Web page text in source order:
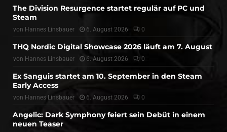
The Division Resurgence startet regulär auf PC und
Steam
von Hannes Linsbauer 6. August 2026 0
THQ Nordic Digital Showcase 2026 läuft am 7. August
von Hannes Linsbauer 6. August 2026 0
Ex Sanguis startet am 10. September in den Steam
Early Access
von Hannes Linsbauer 6. August 2026 0
Angelic: Dark Symphony feiert sein Debüt in einem
neuen Teaser